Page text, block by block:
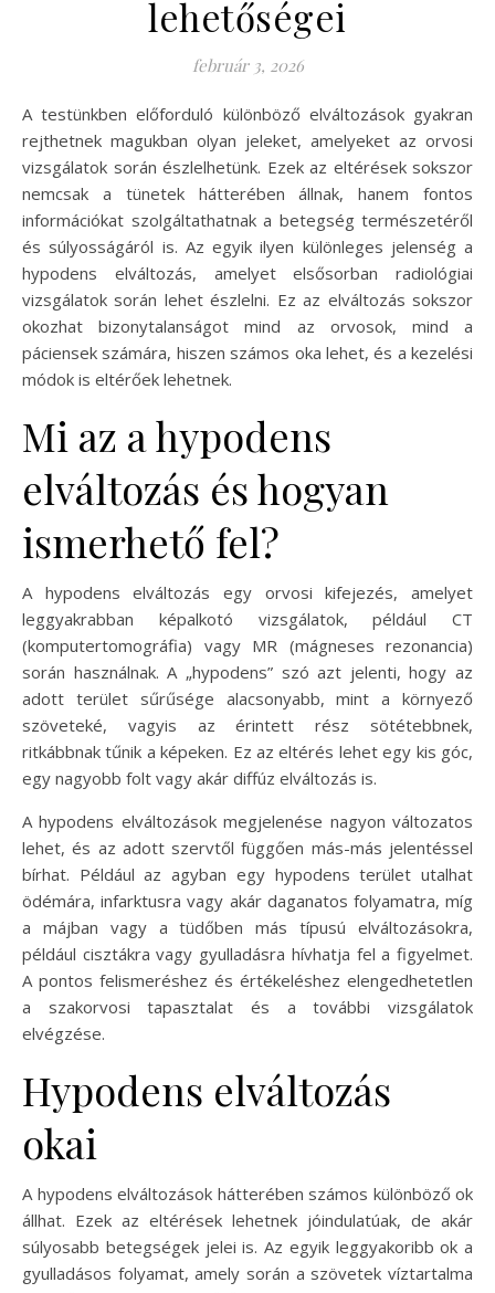
lehetőségei
február 3, 2026
A testünkben előforduló különböző elváltozások gyakran
rejthetnek magukban olyan jeleket, amelyeket az orvosi
vizsgálatok során észlelhetünk. Ezek az eltérések sokszor
nemcsak a tünetek hátterében állnak, hanem fontos
információkat szolgáltathatnak a betegség természetéről
és súlyosságáról is. Az egyik ilyen különleges jelenség a
hypodens elváltozás, amelyet elsősorban radiológiai
vizsgálatok során lehet észlelni. Ez az elváltozás sokszor
okozhat bizonytalanságot mind az orvosok, mind a
páciensek számára, hiszen számos oka lehet, és a kezelési
módok is eltérőek lehetnek.
Mi az a hypodens
elváltozás és hogyan
ismerhető fel?
A hypodens elváltozás egy orvosi kifejezés, amelyet
leggyakrabban képalkotó vizsgálatok, például CT
(komputertomográfia) vagy MR (mágneses rezonancia)
során használnak. A „hypodens” szó azt jelenti, hogy az
adott terület sűrűsége alacsonyabb, mint a környező
szöveteké, vagyis az érintett rész sötétebbnek,
ritkábbnak tűnik a képeken. Ez az eltérés lehet egy kis góc,
egy nagyobb folt vagy akár diffúz elváltozás is.
A hypodens elváltozások megjelenése nagyon változatos
lehet, és az adott szervtől függően más-más jelentéssel
bírhat. Például az agyban egy hypodens terület utalhat
ödémára, infarktusra vagy akár daganatos folyamatra, míg
a májban vagy a tüdőben más típusú elváltozásokra,
például cisztákra vagy gyulladásra hívhatja fel a figyelmet.
A pontos felismeréshez és értékeléshez elengedhetetlen
a szakorvosi tapasztalat és a további vizsgálatok
elvégzése.
Hypodens elváltozás
okai
A hypodens elváltozások hátterében számos különböző ok
állhat. Ezek az eltérések lehetnek jóindulatúak, de akár
súlyosabb betegségek jelei is. Az egyik leggyakoribb ok a
gyulladásos folyamat, amely során a szövetek víztartalma